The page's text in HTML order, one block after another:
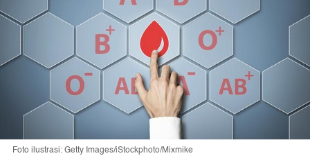
Foto ilustrasi: Getty Images/iStockphoto/Mixmike